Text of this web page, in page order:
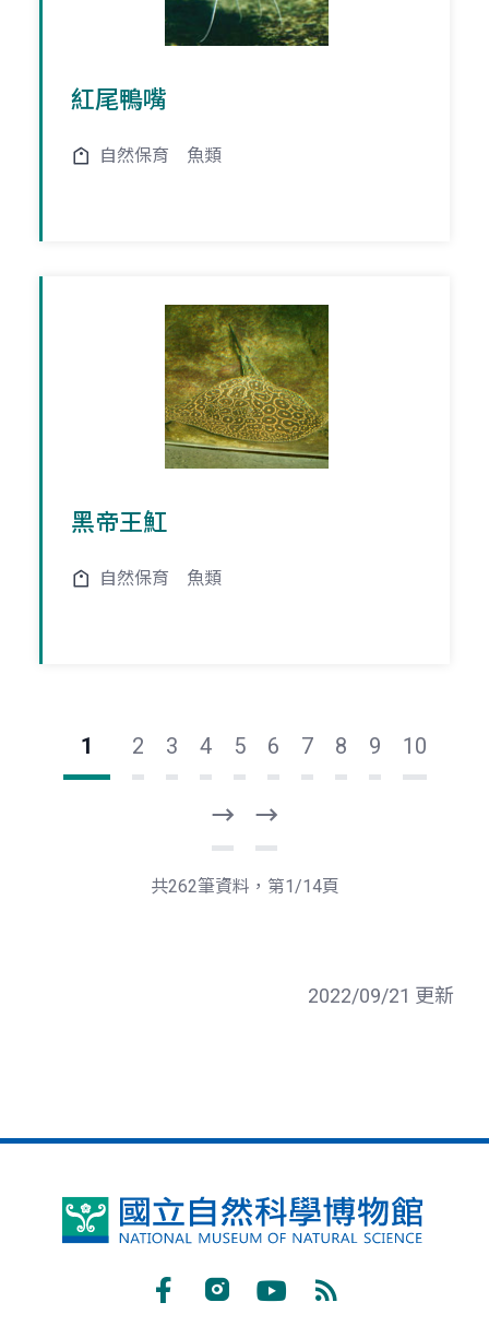
紅尾鴨嘴
自然保育 魚類
黑帝王魟
自然保育 魚類
1 2 3 4 5 6 7 8 9 10
一
頁
後
一
共262筆資料，第1/14頁
2022/09/21 更新
國